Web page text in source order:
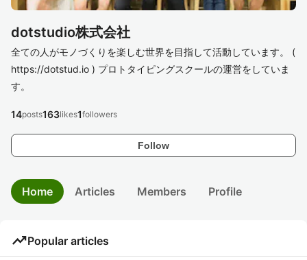
dotstudio株式会社
全ての人がモノづくりを楽しむ世界を目指して活動しています。 (
https://dotstud.io ) プロトタイピングスクールの運営をしていま
す。
Follow
14posts163likes1followers
Home Articles Members Profile
trending_upPopular articles